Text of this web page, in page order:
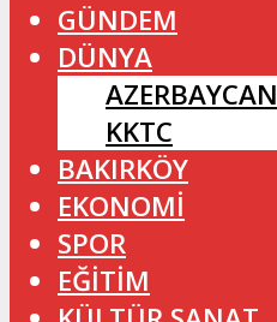
GÜNDEM
DÜNYA
AZERBAYCAN
KKTC
BAKIRKÖY
EKONOMİ
SPOR
EĞİTİM